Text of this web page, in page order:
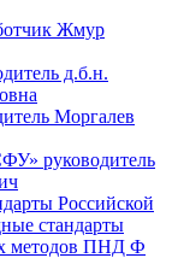
Жмур
д.б.н.
Моргалев
руководитель
Российской
стандарты
методов ПНД Ф